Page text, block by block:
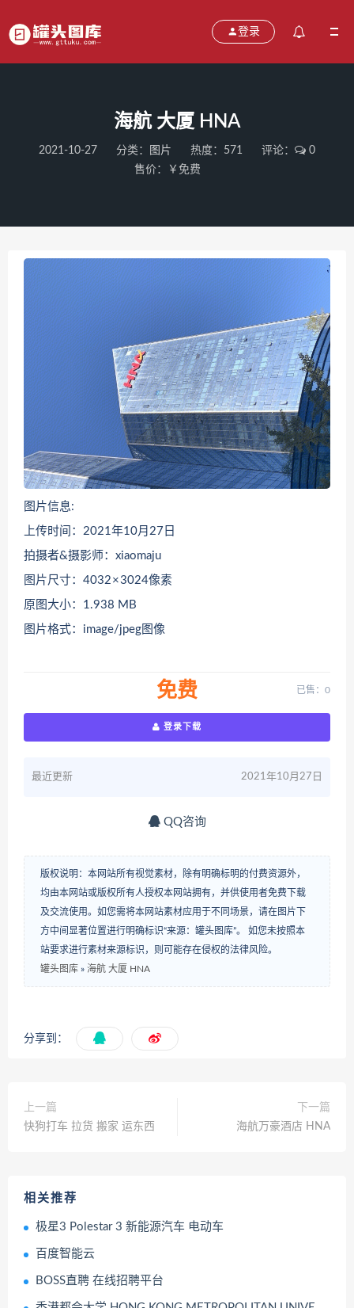
登录
海航 大厦 HNA
2021-10-27 分类： 图片 热度：571 评论：
0
售价：￥免费
图片信息:
上传时间：2021年10月27日
拍摄者&摄影师：xiaomaju
图片尺寸：4032 × 3024像素
原图大小：1.938 MB
图片格式：image/jpeg图像
免费 已售：0
登录下载
最近更新 2021年10月27日
QQ咨询
版权说明：本网站所有视觉素材，除有明确标明的付费资源外，
均由本网站或版权所有人授权本网站拥有，并供使用者免费下载
及交流使用。如您需将本网站素材应用于不同场景，请在图片下
方中间显著位置进行明确标识“来源：罐头图库”。 如您未按照本
站要求进行素材来源标识，则可能存在侵权的法律风险。
罐头图库 » 海航 大厦 HNA
分享到：
上一篇
快狗打车 拉货 搬家 运东西
下一篇
海航万豪酒店 HNA
相关推荐
极星3 Polestar 3 新能源汽车 电动车
百度智能云
BOSS直聘 在线招聘平台